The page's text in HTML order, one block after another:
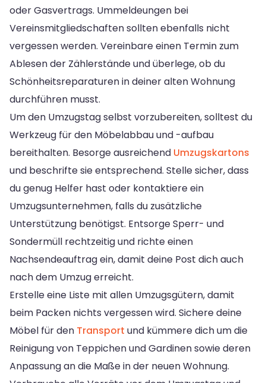
oder Gasvertrags. Ummeldeungen bei
Vereinsmitgliedschaften sollten ebenfalls nicht
vergessen werden. Vereinbare einen Termin zum
Ablesen der Zählerstände und überlege, ob du
Schönheitsreparaturen in deiner alten Wohnung
durchführen musst.
Um den Umzugstag selbst vorzubereiten, solltest du
Werkzeug für den Möbelabbau und -aufbau
bereithalten. Besorge ausreichend Umzugskartons
und beschrifte sie entsprechend. Stelle sicher, dass
du genug Helfer hast oder kontaktiere ein
Umzugsunternehmen, falls du zusätzliche
Unterstützung benötigst. Entsorge Sperr- und
Sondermüll rechtzeitig und richte einen
Nachsendeauftrag ein, damit deine Post dich auch
nach dem Umzug erreicht.
Erstelle eine Liste mit allen Umzugsgütern, damit
beim Packen nichts vergessen wird. Sichere deine
Möbel für den Transport und kümmere dich um die
Reinigung von Teppichen und Gardinen sowie deren
Anpassung an die Maße in der neuen Wohnung.